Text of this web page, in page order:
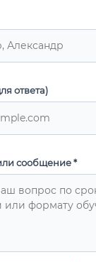
ответа)
сообщение *